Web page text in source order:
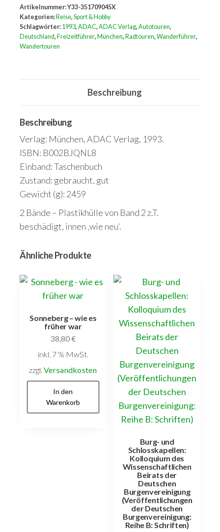
Heimat.
2
Bände
und
Radtouren.
Menge
Artikelnummer:Y33-351709045X
Kategorien: Reise, Sport & Hobby
Schlagwörter: 1993, ADAC, ADAC Verlag, Autotouren,
Deutschland, Freizeitführer, München, Radtouren, Wanderführer,
Wandertouren
Beschreibung
Beschreibung
Verlag: München, ADAC Verlag, 1993.
ISBN: B002BJQNL8
Einband: Taschenbuch
Zustand: gebraucht, gut
Gewicht (g): 2459
2 Bände – Plastikhülle von Band 2 z.T.
beschädigt, innen ‚wie neu‘.
Ähnliche Produkte
Sonneberg – wie es
früher war
38,80€
inkl. 7 % MwSt.
zzgl.Versandkosten
In den
Warenkorb
Burg- und
Schlosskapellen:
Kolloquium des
Wissenschaftlichen
Beirats der
Deutschen
Burgenvereinigung
(Veröffentlichungen
der Deutschen
Burgenvereinigung:
Reihe B: Schriften)